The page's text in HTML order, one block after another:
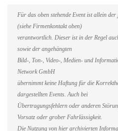
Für das oben stehende Event ist allein
(siehe Firmenkontakt oben)
verantwortlich. Dieser ist in der Regel
sowie der angehängten
Bild-, Ton-, Video-, Medien- und
Network GmbH
übernimmt keine Haftung für die
dargestellten Events. Auch bei
Übertragungsfehlern oder anderen
Vorsatz oder grober Fahrlässigkeit.
Die Nutzung von hier archivierten